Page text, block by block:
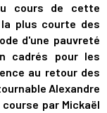
cours de cette
plus courte des
d'une pauvreté
cadrés pour les
au retour des
Alexandre
par Mickaël